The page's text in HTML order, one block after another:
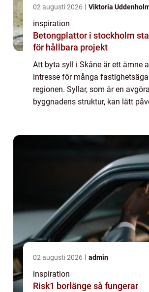
02 augusti 2026 Viktoria
inspiration
Betongplattor i stockholm stabil grund
för hållbara projekt
Att byta syll i Skåne är ett ämne
intresse för många
regionen. Syllar, som är en
byggnadens struktur, kan lätt
02 augusti 2026 admin
inspiration
Risk1 borlänge så fungerar